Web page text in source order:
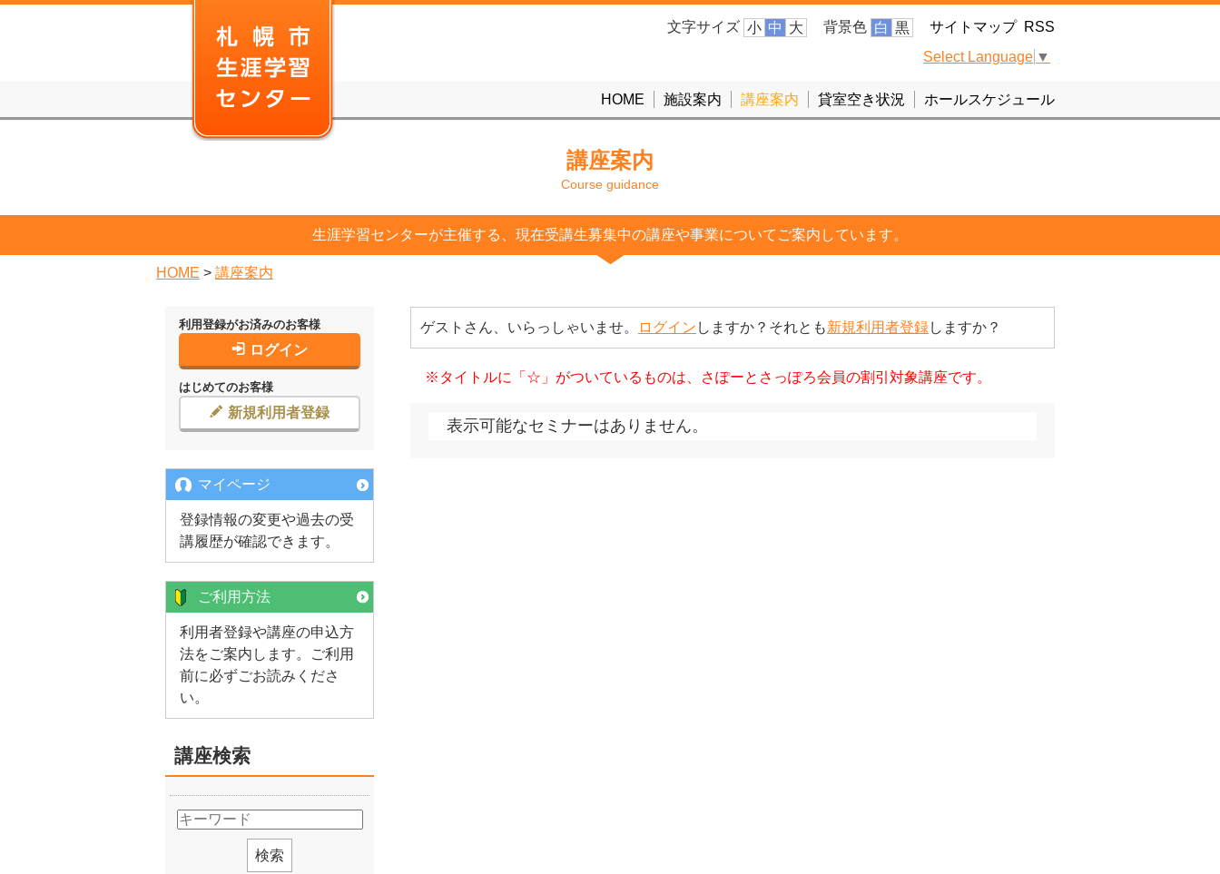
動
サイトマップ RSS
背景色 白 黒
文字サイズ 小 中 大
Select Language ▼
ホールスケジュール
貸室空き状況
講座案内
施設案内
HOME
講座案内
Course guidance
生涯学習センターが主催する、現在受講生募集中の講座や事業についてご案内しています。
HOME > 講座案内
ゲストさん、いらっしゃいませ。 ログイン しますか？それとも新規利用者登録しますか？
※タイトルに「☆」がついているものは、さぽーとさっぽろ会員の割引対象講座です。
表示可能なセミナーはありません。
利用登録がお済みのお客様
ログイン
はじめてのお客様
新規利用者登録
マイページ
登録情報の変更や過去の受
講履歴が確認できます。
ご利用方法
利用者登録や講座の申込方
法をご案内します。ご利用
前に必ずごお読みくださ
い。
講座検索
検索